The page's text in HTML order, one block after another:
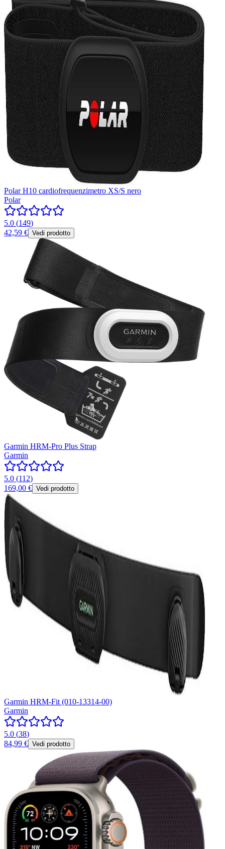
Polar H10 cardiofrequenzimetro XS/S nero
Polar
5.0 (149)
42,59 € Vedi prodotto
Garmin HRM-Pro Plus Strap
Garmin
5.0 (112)
169,00 € Vedi prodotto
Garmin HRM-Fit (010-13314-00)
Garmin
5.0 (38)
84,99 € Vedi prodotto